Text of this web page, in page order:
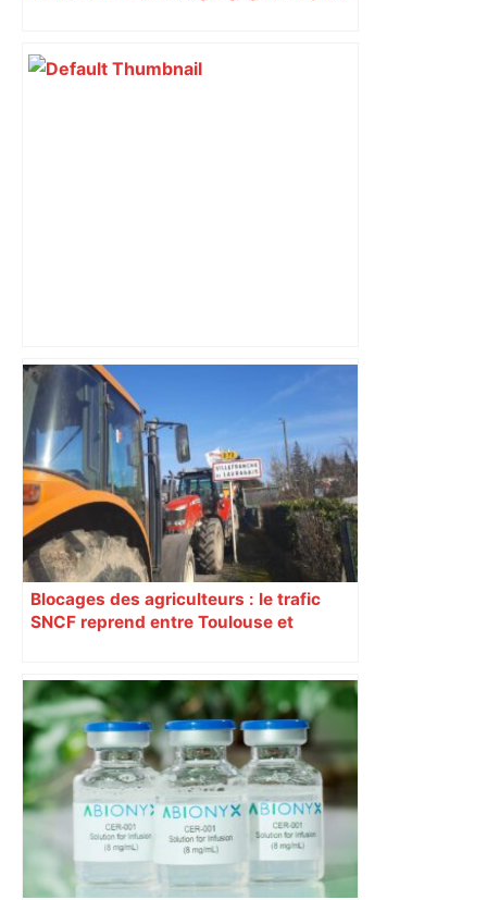
Capilla en bleu ciel pour combien de
temps encore ? Toulouse et l'UBB aux
aguets – Rugbynistere
Blocages des agriculteurs : le trafic
SNCF reprend entre Toulouse et